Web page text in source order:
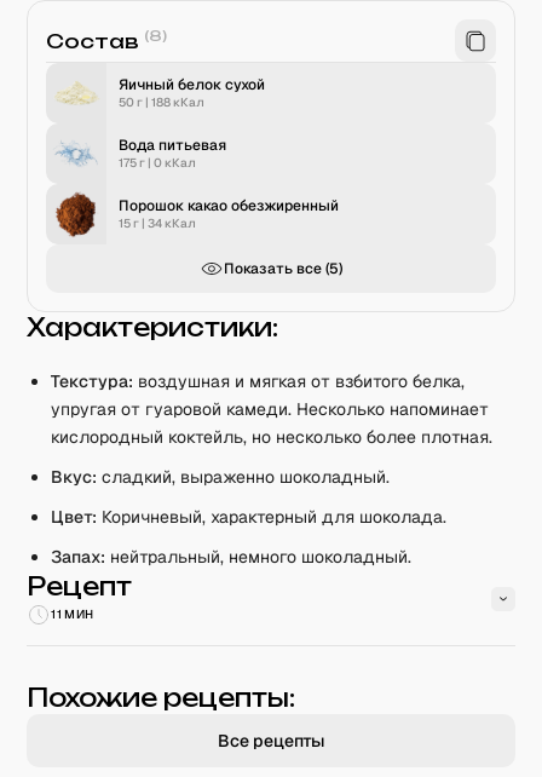
Характеристики:
Текстура: воздушная и мягкая от взбитого белка,
упругая от гуаровой камеди. Несколько напоминает
кислородный коктейль, но несколько более плотная.
Вкус: сладкий, выраженно шоколадный.
Цвет: Коричневый, характерный для шоколада.
Запах: нейтральный, немного шоколадный.
Рецепт
11 МИН
Состав (8)
Яичный белок сухой
50 г |188кКал
Вода питьевая
175 г |0кКал
Порошок какао обезжиренный
15 г |34кКал
Показать все (5)
Похожие рецепты:
Все рецепты